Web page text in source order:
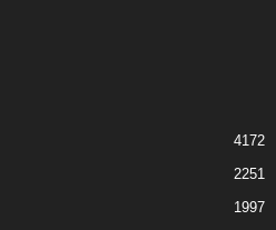
4172
2251
1997